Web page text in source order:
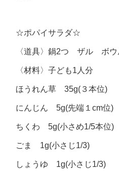
☆ポパイサラダ☆
〈道具〉鍋2つ ザル ボウ
〈材料〉子ども1人分
ほうれん草 35g(３本位)
にんじん 5g(先端１cm位)
ちくわ 5g(小さめ1/5本位)
ごま 1g(小さじ1/3)
しょうゆ 1g(小さじ1/3)